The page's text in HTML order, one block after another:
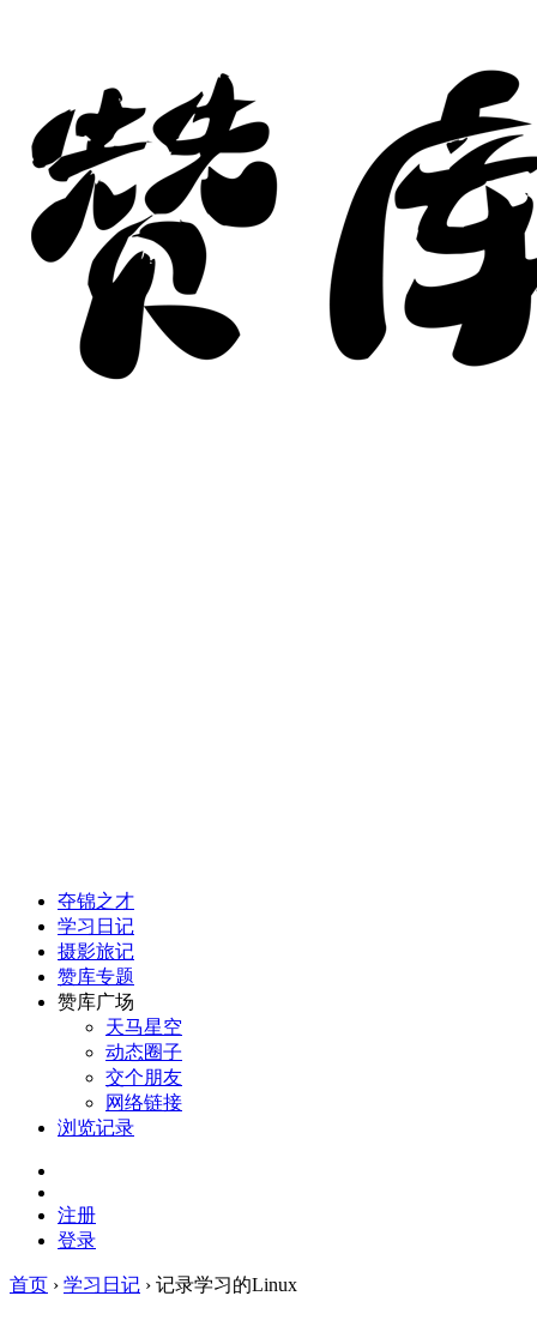
夺锦之才
学习日记
摄影旅记
赞库专题
赞库广场
天马星空
动态圈子
交个朋友
网络链接
浏览记录
注册
登录
首页 › 学习日记 › 记录学习的Linux